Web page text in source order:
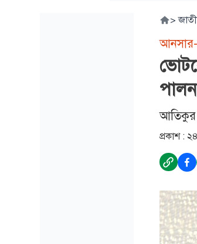
>
আনসার-
আতিকুর
প্রকাশ :